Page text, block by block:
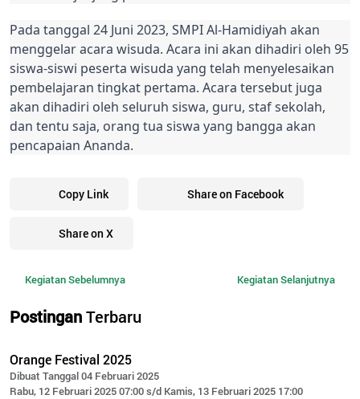
Pada tanggal 24 Juni 2023, SMPI Al-Hamidiyah akan
menggelar acara wisuda. Acara ini akan dihadiri oleh 95
siswa-siswi peserta wisuda yang telah menyelesaikan
pembelajaran tingkat pertama. Acara tersebut juga
akan dihadiri oleh seluruh siswa, guru, staf sekolah,
dan tentu saja, orang tua siswa yang bangga akan
pencapaian Ananda.
Copy Link Share on Facebook
Share on X
Kegiatan Sebelumnya Kegiatan Selanjutnya
PostinganTerbaru
Orange Festival 2025
Dibuat Tanggal 04 Februari 2025
Rabu, 12 Februari 2025 07:00 s/d Kamis, 13 Februari 2025 17:00